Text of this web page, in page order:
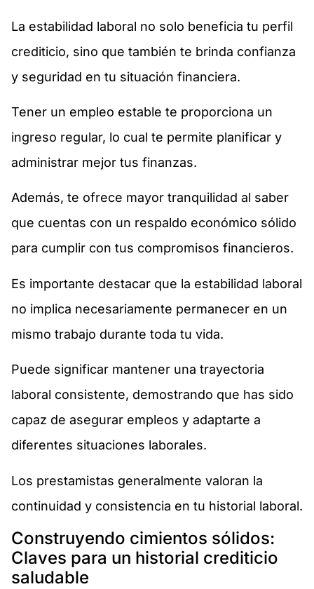
La estabilidad laboral no solo beneficia tu perfil
crediticio, sino que también te brinda confianza
y seguridad en tu situación financiera.
Tener un empleo estable te proporciona un
ingreso regular, lo cual te permite planificar y
administrar mejor tus finanzas.
Además, te ofrece mayor tranquilidad al saber
que cuentas con un respaldo económico sólido
para cumplir con tus compromisos financieros.
Es importante destacar que la estabilidad laboral
no implica necesariamente permanecer en un
mismo trabajo durante toda tu vida.
Puede significar mantener una trayectoria
laboral consistente, demostrando que has sido
capaz de asegurar empleos y adaptarte a
diferentes situaciones laborales.
Los prestamistas generalmente valoran la
continuidad y consistencia en tu historial laboral.
Construyendo cimientos sólidos:
Claves para un historial crediticio
saludable